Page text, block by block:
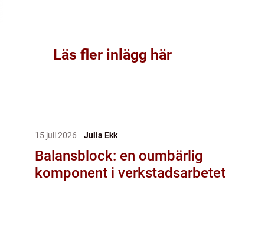
Läs fler inlägg här
15 juli 2026 Julia Ekk
Balansblock: en oumbärlig
komponent i verkstadsarbetet